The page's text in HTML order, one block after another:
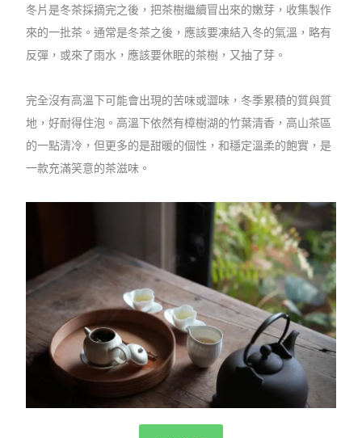
冬片是冬茶採摘完之後，把茶樹繼續冒出來的嫩芽，收集製作
來的一批茶。通常是冬茶之後，應該要凍結入冬的氣溫，略有
反彈，或來了雨水，應該要休眠的茶樹，又抽了芽。
完全沒有高溫下可能會出現的苦味或澀味，冬季累積的質與質
地，好耐得住泡。高溫下依然有樟樹湖的竹葉清香，高山茶區
的一點清冷，但更多的是甜暖的個性，和穩定溫柔的飽實，是
一款充滿笑意的茶滋味。